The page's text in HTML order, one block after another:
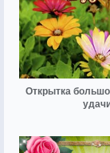
Открытка